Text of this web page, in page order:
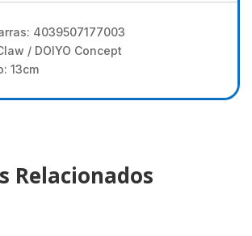
4039507177003
/ DOIYO Concept
13cm
Relacionados